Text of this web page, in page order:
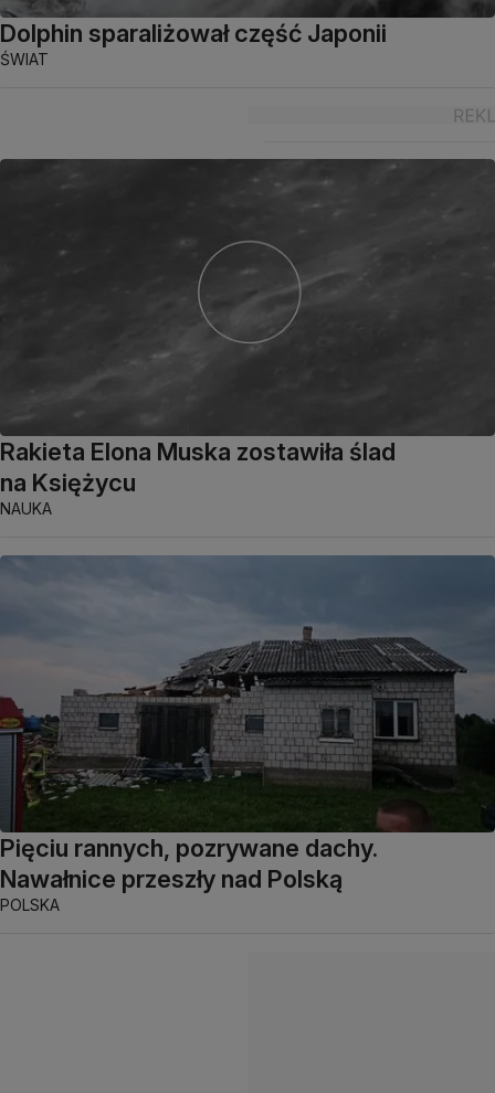
Dolphin sparaliżował część Japonii
ŚWIAT
Rakieta Elona Muska zostawiła ślad
na Księżycu
NAUKA
Pięciu rannych, pozrywane dachy.
Nawałnice przeszły nad Polską
POLSKA